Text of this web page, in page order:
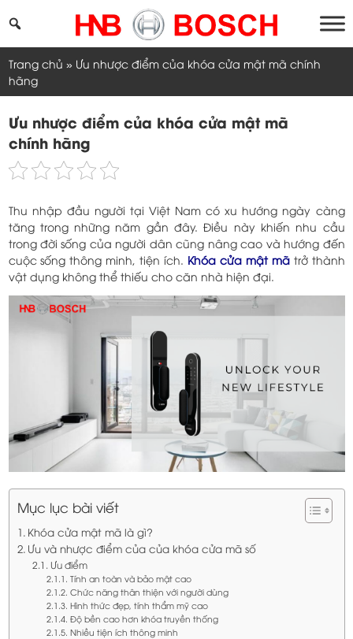
to
Trang chủ » Ưu nhược điểm của khóa cửa mật mã chính
hãng
Ưu nhược điểm của khóa cửa mật mã
chính hãng
Thu nhập đầu người tại Việt Nam có xu hướng ngày càng
tăng trong những năm gần đây. Điều này khiến nhu cầu
trong đời sống của người dân cũng nâng cao và hướng đến
cuộc sống thông minh, tiện ích. Khóa cửa mật mãtrở thành
vật dụng không thể thiếu cho căn nhà hiện đại.
Mục lục bài viết
Khóa cửa mật mã là gì?
Ưu và nhược điểm của của khóa cửa mã số
Ưu điểm
Tính an toàn và bảo mật cao
Chức năng thân thiện với người dùng
Hình thức đẹp, tính thẩm mỹ cao
Độ bền cao hơn khóa truyền thống
Nhiều tiện ích thông minh